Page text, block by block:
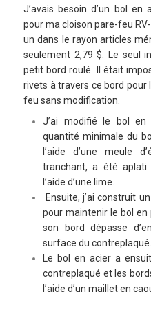
J’avais besoin d’un bol en
pour ma cloison pare-feu
un dans le rayon articles
seulement 2,79 $. Le seul
petit bord roulé. Il était
rivets à travers ce bord pour
feu sans modification.
J’ai modifié le bol en
quantité minimale du
l’aide d’une meule
tranchant, a été
l’aide d’une lime.
Ensuite, j’ai construit
pour maintenir le bol en
son bord dépasse
surface du contreplaqué.
Le bol en acier a
contreplaqué et les
l’aide d’un maillet en